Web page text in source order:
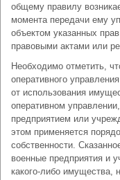
общему правилу
момента передачи ему
объектом указанных
правовыми актами или
Необходимо отметить,
оперативного
от использования
оперативном
предприятием или
этом применяется
собственности.
военные предприятия и
какого-либо имущества,